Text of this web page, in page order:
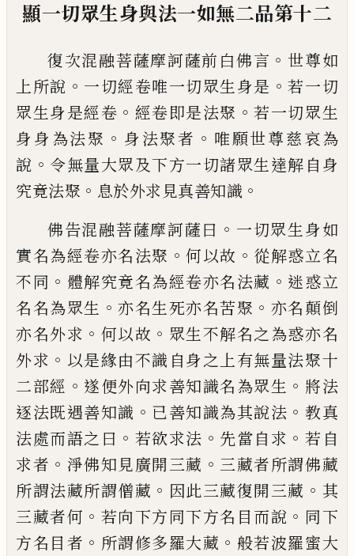
顯一切眾生身與法一如無二品第十二
復次混融菩薩摩訶薩前白佛言 。 世尊如
上所說 。 一切經卷唯一切眾生身是 。若一切
眾生身是經卷 。 經卷即是法聚 。若一切眾生
身身為法聚 。 身法聚者 。 唯願世尊慈哀為
說 。令無量大眾及下方一切諸眾生達解自身
究竟法聚 。 息於外求見真善知識 。
佛告混融菩薩摩訶薩曰 。 一切眾生身如
實名為經卷亦名法聚 。何以故 。 從解惑立名
不同 。 體解究竟名為經卷亦名法藏 。 迷惑立
名名為眾生 。亦名生死亦名苦聚 。 亦名顛倒
亦名外求 。 何以故 。 眾生不解名之為惑亦名
外求 。 以是緣由不識自身之上有無量法聚十
二部經 。 遂便外向求善知識名為眾生 。 將法
逐法既遇善知識 。 已善知識為其說法 。 教真
法處而語之曰 。 若欲求法 。 先當自求 。若自
求者 。 淨佛知見廣開三藏 。 三藏者所謂佛藏
所謂法藏所謂僧藏 。 因此三藏復開三藏 。 其
三藏者何 。 若向下方同下方名目而說 。 同下
方名 目者 。 所謂修多羅大藏 。 般若波羅蜜大